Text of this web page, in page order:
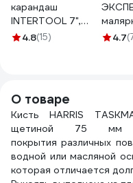
карандаш
INTERTOOL 7",
12шт KT-5004 KT-
4.8(15) 4.7
О товаре
Кисть HARRIS
щетиной 75 мм
покрытия различных
водной или масляной
которая отличается